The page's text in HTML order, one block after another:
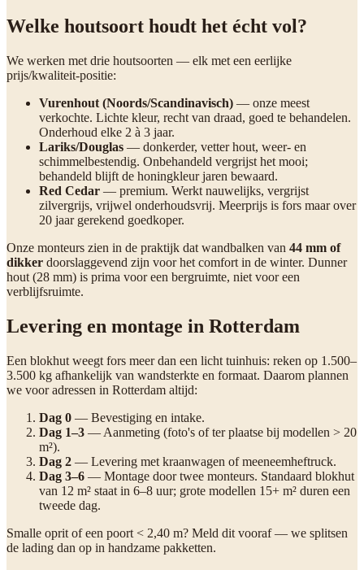
Welke houtsoort houdt het écht vol?
We werken met drie houtsoorten — elk met een eerlijke
prijs/kwaliteit-positie:
Vurenhout (Noords/Scandinavisch) — onze meest
verkochte. Lichte kleur, recht van draad, goed te behandelen.
Onderhoud elke 2 à 3 jaar.
Lariks/Douglas — donkerder, vetter hout, weer- en
schimmelbestendig. Onbehandeld vergrijst het mooi;
behandeld blijft de honingkleur jaren bewaard.
Red Cedar — premium. Werkt nauwelijks, vergrijst
zilvergrijs, vrijwel onderhoudsvrij. Meerprijs is fors maar over
20 jaar gerekend goedkoper.
Onze monteurs zien in de praktijk dat wandbalken van 44 mm of
dikker doorslaggevend zijn voor het comfort in de winter. Dunner
hout (28 mm) is prima voor een bergruimte, niet voor een
verblijfsruimte.
Levering en montage in Rotterdam
Een blokhut weegt fors meer dan een licht tuinhuis: reken op 1.500–
3.500 kg afhankelijk van wandsterkte en formaat. Daarom plannen
we voor adressen in Rotterdam altijd:
Dag 0 — Bevestiging en intake.
Dag 1–3 — Aanmeting (foto's of ter plaatse bij modellen > 20
m²).
Dag 2 — Levering met kraanwagen of meeneemheftruck.
Dag 3–6 — Montage door twee monteurs. Standaard blokhut
van 12 m² staat in 6–8 uur; grote modellen 15+ m² duren een
tweede dag.
Smalle oprit of een poort < 2,40 m? Meld dit vooraf — we splitsen
de lading dan op in handzame pakketten.